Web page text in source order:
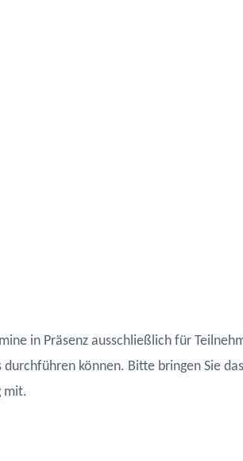
in Präsenz ausschließlich für
durchführen können. Bitte bringen Sie
mit.